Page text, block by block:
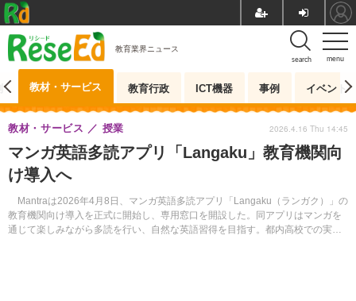
menu
search
教育業界ニュース
教材・サービス 教育行政 ICT機器 事例 イベント
マンガ英語多読アプリ「Langaku」教育機関向
け導入へ
Mantraは2026年4月8日、マンガ英語多読アプリ「Langaku（ランガク）」の
教育機関向け導入を正式に開始し、専用窓口を開設した。同アプリはマンガを
通じて楽しみながら多読を行い、自然な英語習得を目指す。都内高校での実証
教材・サービス 授業 2026.4.16 Thu 14:45